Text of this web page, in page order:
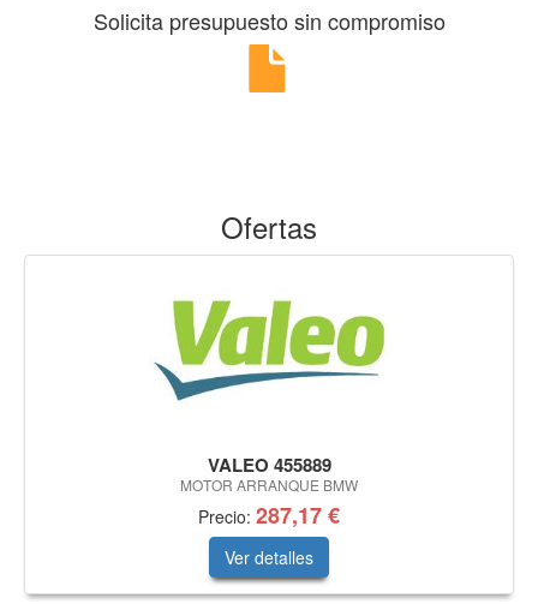
Solicita presupuesto sin compromiso
Ofertas
VALEO 455889
MOTOR ARRANQUE BMW
Precio: 287,17 €
Ver detalles